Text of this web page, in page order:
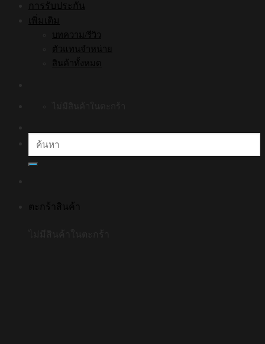
การรับประกัน
เพิ่มเติม
บทความ/รีวิว
ตัวแทนจำหน่าย
สินค้าทั้งหมด
ค้นหา:
ตะกร้าสินค้า